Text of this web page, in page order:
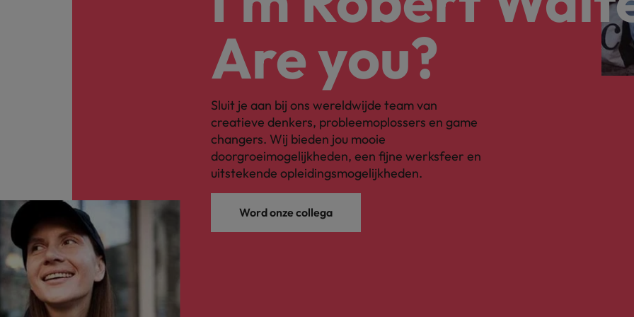
Are you?
Sluit je aan bij ons wereldwijde team van
creatieve denkers, probleemoplossers en game
changers. Wij bieden jou mooie
doorgroeimogelijkheden, een fijne werksfeer en
uitstekende opleidingsmogelijkheden.
Word onze collega